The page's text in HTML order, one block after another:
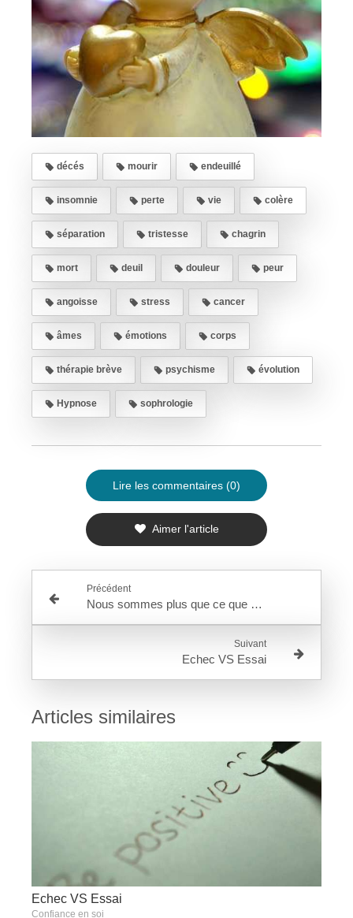
décés mourir endeuillé
insomnie perte vie colère
séparation tristesse chagrin
mort deuil douleur peur
angoisse stress cancer
âmes émotions corps
thérapie brève psychisme évolution
Hypnose sophrologie
Lire les commentaires (0)
Aimer l'article
Précédent
Nous sommes plus que ce que nous faisons ou pouvons exprimer
Suivant
Echec VS Essai
Articles similaires
Echec VS Essai
Confiance en soi